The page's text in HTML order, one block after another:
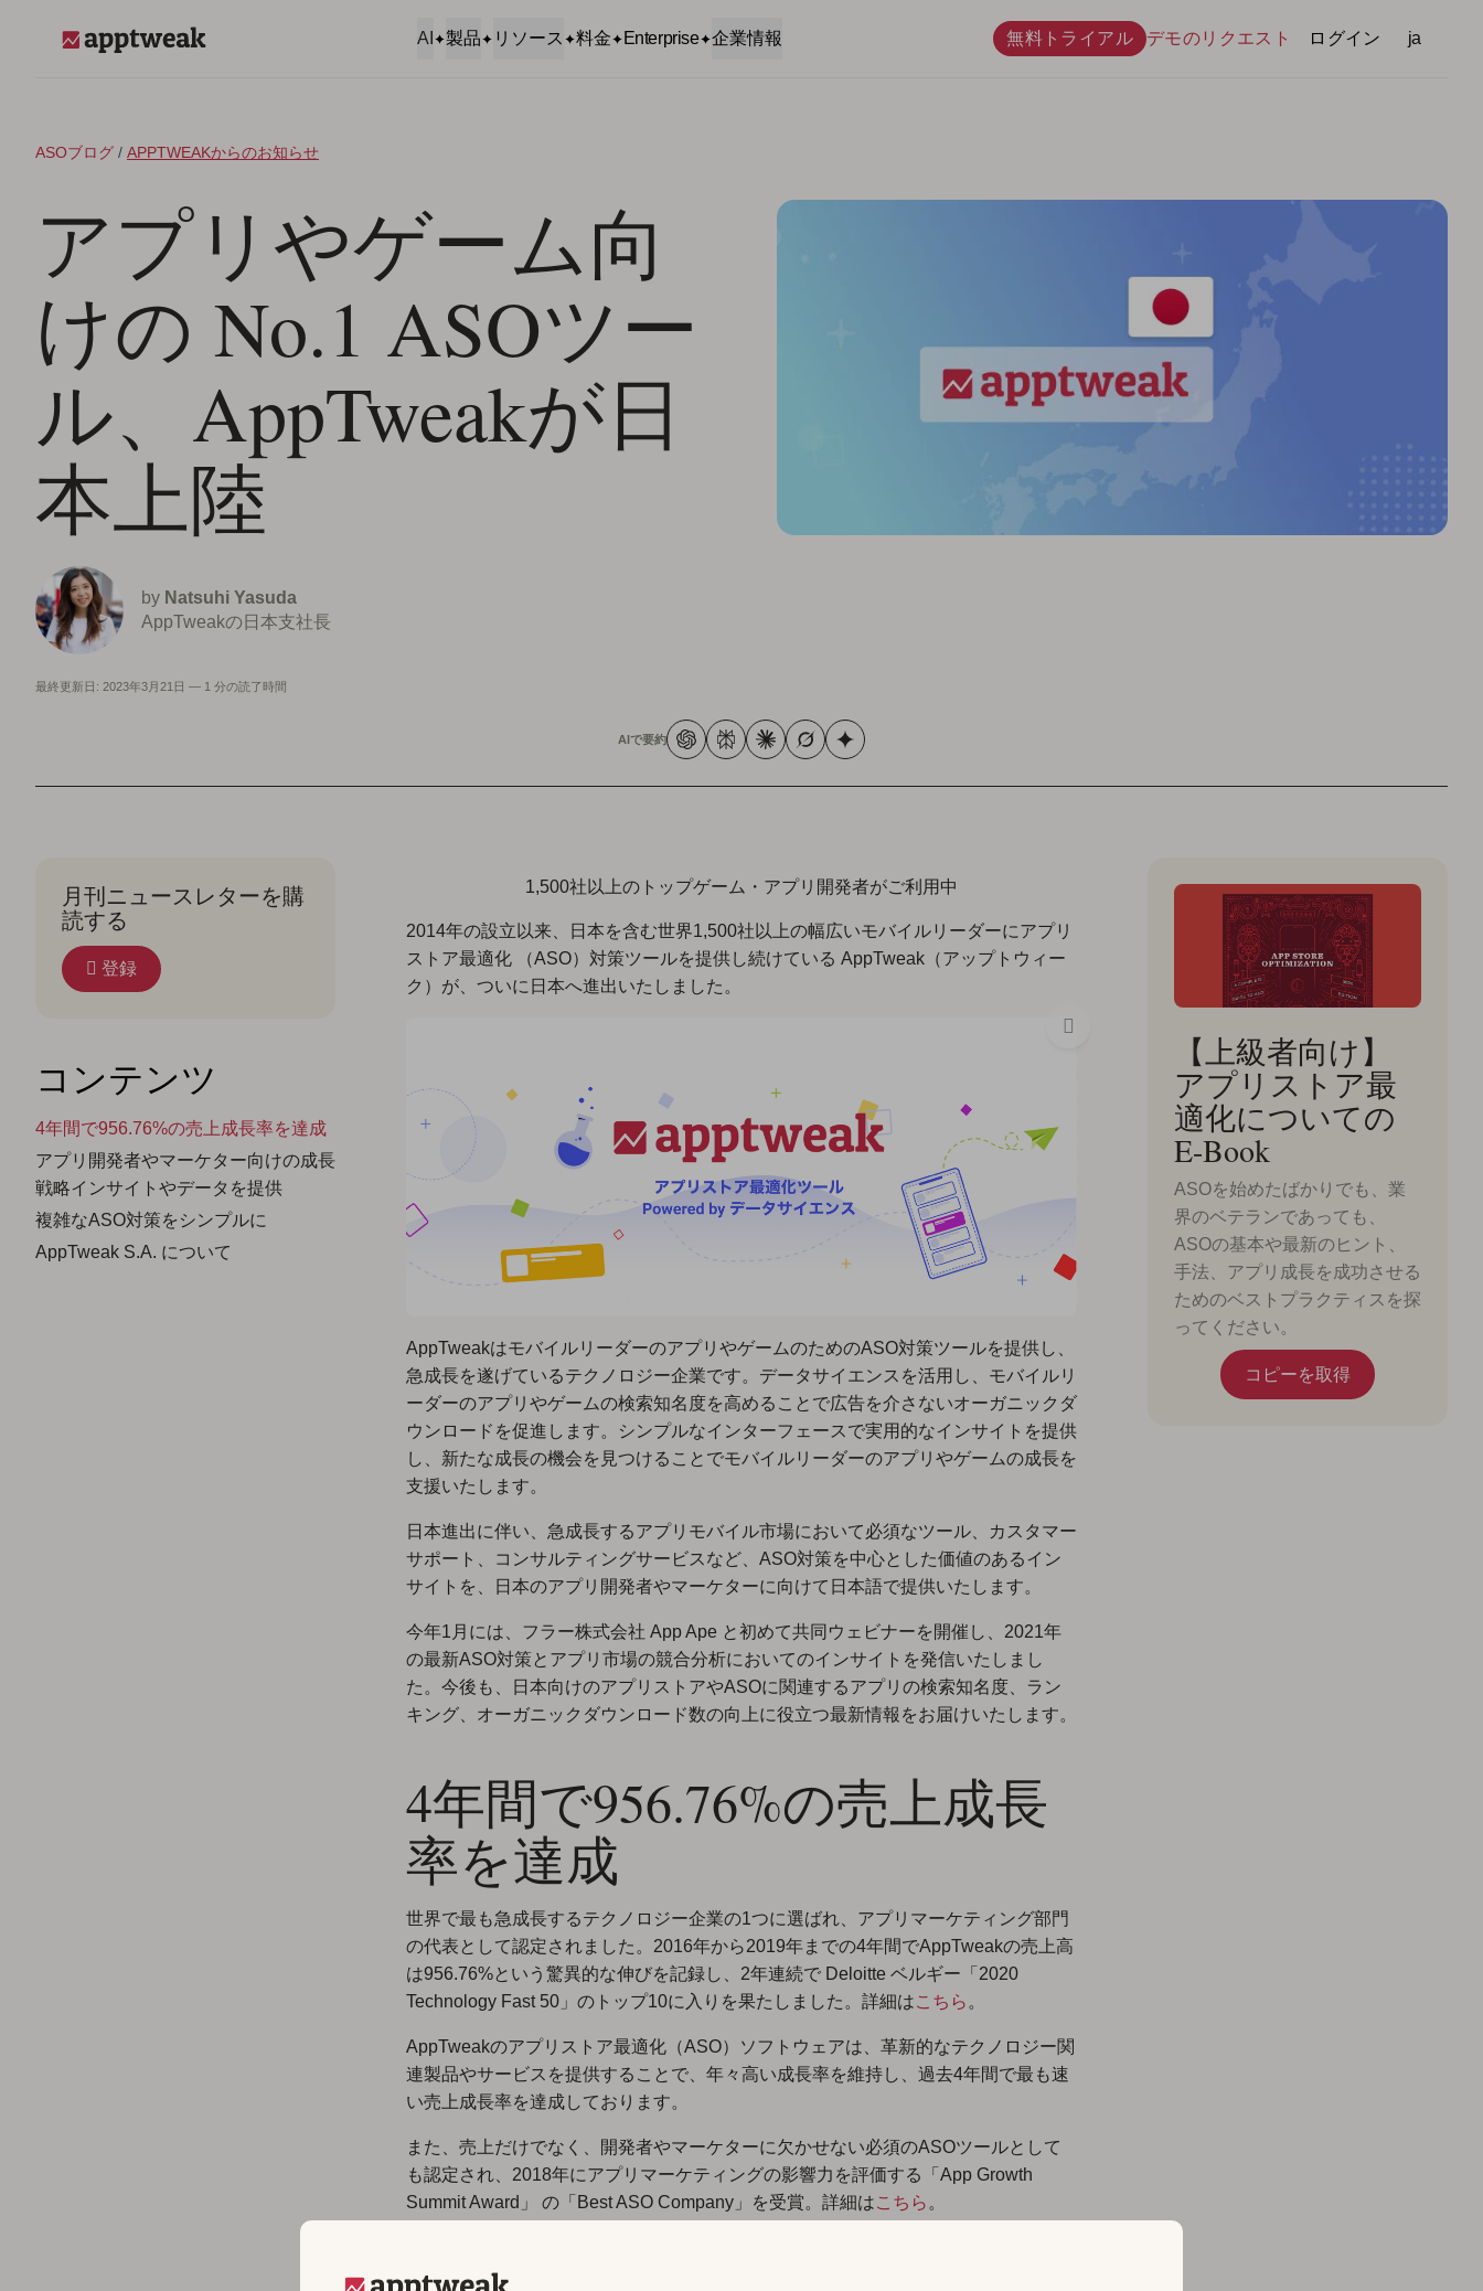
AI 製品 リソース 料金 Enterprise 企業情報 無料トライアル デモのリクエスト ログイン 言語
ja
ASOブログ / APPTWEAKからのお知らせ
アプリやゲーム向
けの No.1 ASOツー
ル、AppTweakが日
本上陸
by Natsuhi Yasuda
AppTweakの日本支社長
最終更新日: 2023年3月21日 — 1 分の読了時間
AIで要約
月刊ニュースレターを購
読する
登録
コンテンツ
4年間で956.76%の売上成長率を達成
アプリ開発者やマーケター向けの成長
戦略インサイトやデータを提供
複雑なASO対策をシンプルに
AppTweak S.A. について
1,500社以上のトップゲーム・アプリ開発者がご利用中
2014年の設立以来、日本を含む世界1,500社以上の幅広いモバイルリーダーにアプリ
ストア最適化 （ASO）対策ツールを提供し続けている AppTweak（アップトウィー
ク）が、ついに日本へ進出いたしました。
AppTweakはモバイルリーダーのアプリやゲームのためのASO対策ツールを提供し、
急成長を遂げているテクノロジー企業です。データサイエンスを活用し、モバイルリ
ーダーのアプリやゲームの検索知名度を高めることで広告を介さないオーガニックダ
ウンロードを促進します。シンプルなインターフェースで実用的なインサイトを提供
し、新たな成長の機会を見つけることでモバイルリーダーのアプリやゲームの成長を
支援いたします。
日本進出に伴い、急成長するアプリモバイル市場において必須なツール、カスタマー
サポート、コンサルティングサービスなど、ASO対策を中心とした価値のあるイン
サイトを、日本のアプリ開発者やマーケターに向けて日本語で提供いたします。
今年1月には、フラー株式会社 App Ape と初めて共同ウェビナーを開催し、2021年
の最新ASO対策とアプリ市場の競合分析においてのインサイトを発信いたしまし
た。今後も、日本向けのアプリストアやASOに関連するアプリの検索知名度、ラン
キング、オーガニックダウンロード数の向上に役立つ最新情報をお届けいたします。
4年間で956.76%の売上成長
率を達成
世界で最も急成長するテクノロジー企業の1つに選ばれ、アプリマーケティング部門
の代表として認定されました。2016年から2019年までの4年間でAppTweakの売上高
は956.76%という驚異的な伸びを記録し、2年連続で Deloitte ベルギー「2020
Technology Fast 50」のトップ10に入りを果たしました。詳細はこちら 。
AppTweakのアプリストア最適化（ASO）ソフトウェアは、革新的なテクノロジー関
連製品やサービスを提供することで、年々高い成長率を維持し、過去4年間で最も速
い売上成長率を達成しております。
また、売上だけでなく、開発者やマーケターに欠かせない必須のASOツールとして
も認定され、2018年にアプリマーケティングの影響力を評価する「App Growth
Summit Award」 の「Best ASO Company」を受賞。詳細はこちら 。
Paypal、Bandai Namco、Goldman Sachs、 Rakuten、Amazon、Expedia、Uber、
【上級者向け】
アプリストア最
適化についての
E-Book
ASOを始めたばかりでも、業
界のベテランであっても、
ASOの基本や最新のヒント、
手法、アプリ成長を成功させる
ためのベストプラクティスを探
ってください。
コピーを取得